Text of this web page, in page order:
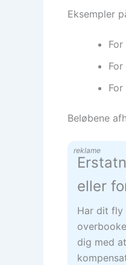
Eksempler
Beløbene
reklame
eller
Har dit
dig med